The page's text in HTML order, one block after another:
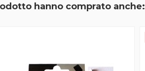
hanno comprato anche: